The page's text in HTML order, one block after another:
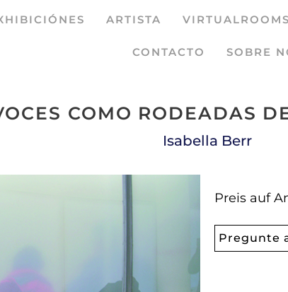
ARTISTA VIRTUALROOMS
CONTACTO SOBRE
COMO RODEADAS
Isabella Berr
Preis auf
Pregunte